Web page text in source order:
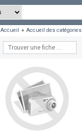
Accueil » Accueil des catégories